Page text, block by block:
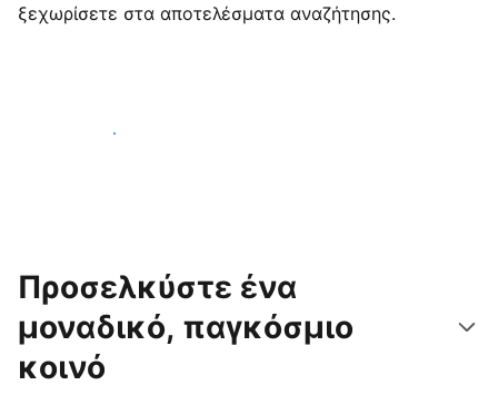
ξεχωρίσετε στα αποτελέσματα αναζήτησης.
Ξεκινήστε σήμερα
Προσελκύστε ένα
μοναδικό, παγκόσμιο
κοινό